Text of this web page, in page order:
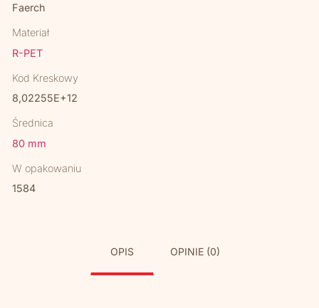
Faerch
Materiał
R-PET
Kod Kreskowy
8,02255E+12
Średnica
80 mm
W opakowaniu
1584
OPIS OPINIE (0)